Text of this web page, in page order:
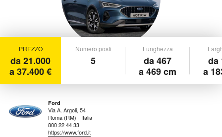
PREZZO
da 21.000
a 37.400 €
Numero posti
5
Lunghezza
da 467
a 469 cm
da
a
Ford
Via A. Argoli, 54
Roma (RM) - Italia
800 22 44 33
https://www.ford.it